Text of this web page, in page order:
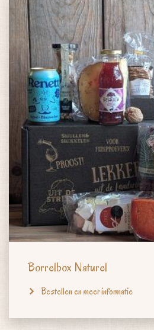
Borrelbox Naturel
Bestellen en meer informatie